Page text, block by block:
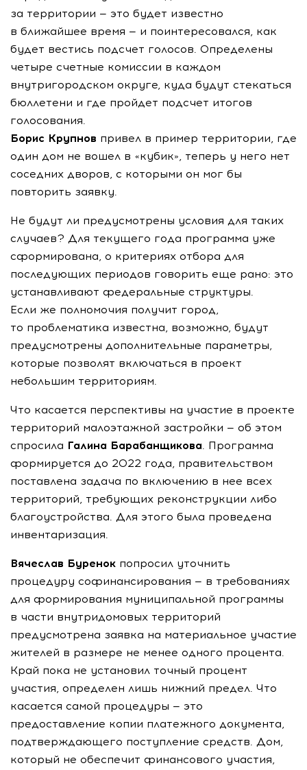
за территории — это будет известно
в ближайшее время — и поинтересовался, как
будет вестись подсчет голосов. Определены
четыре счетные комиссии в каждом
внутригородском округе, куда будут стекаться
бюллетени и где пройдет подсчет итогов
голосования.
Борис Крупнов привел в пример территории, где
один дом не вошел в «кубик», теперь у него нет
соседних дворов, с которыми он мог бы
повторить заявку.
Не будут ли предусмотрены условия для таких
случаев? Для текущего года программа уже
сформирована, о критериях отбора для
последующих периодов говорить еще рано: это
устанавливают федеральные структуры.
Если же полномочия получит город,
то проблематика известна, возможно, будут
предусмотрены дополнительные параметры,
которые позволят включаться в проект
небольшим территориям.
Что касается перспективы на участие в проекте
территорий малоэтажной застройки — об этом
спросила Галина Барабанщикова. Программа
формируется до 2022 года, правительством
поставлена задача по включению в нее всех
территорий, требующих реконструкции либо
благоустройства. Для этого была проведена
инвентаризация.
Вячеслав Буренок попросил уточнить
процедуру софинансирования — в требованиях
для формирования муниципальной программы
в части внутридомовых территорий
предусмотрена заявка на материальное участие
жителей в размере не менее одного процента.
Край пока не установил точный процент
участия, определен лишь нижний предел. Что
касается самой процедуры — это
предоставление копии платежного документа,
подтверждающего поступление средств. Дом,
который не обеспечит финансового участия,